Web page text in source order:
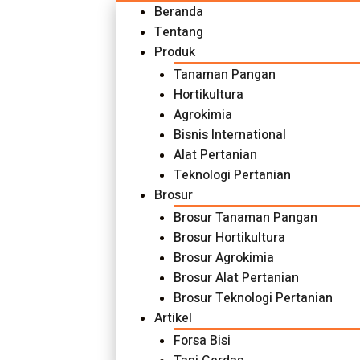
Beranda
Tentang
Produk
Tanaman Pangan
Hortikultura
Agrokimia
Bisnis International
Alat Pertanian
Teknologi Pertanian
Brosur
Brosur Tanaman Pangan
Brosur Hortikultura
Brosur Agrokimia
Brosur Alat Pertanian
Brosur Teknologi Pertanian
Artikel
Forsa Bisi